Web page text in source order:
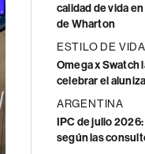
calidad de vida
de Wharton
ESTILO DE VIDA
Omega x Swatch
celebrar el
ARGENTINA
IPC de julio
según las